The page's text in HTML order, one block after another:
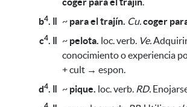
b4. ǁ ~ para el trajín. Cu.coger
c4. ǁ ~ pelota. loc. verb. Ve.
conocimiento o experiencia
+ cult → espon.
d4. ǁ ~ pique. loc. verb. RD.